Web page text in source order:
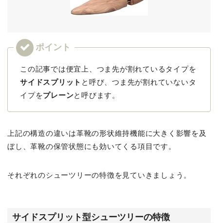
この記事では便宜上、つま先が割れているタイプを
サイドスプリット と呼び、つま先が割れていないタ
イプをプレーンと呼びます。
上記の構造の違いは革靴の形状維持機能に大きく影響を及
ぼし、革靴の保管状態にも効いてくる項目です。
それぞれのシューツリーの特徴を見ていきましょう。
サイドスプリット型シューツリーの特徴